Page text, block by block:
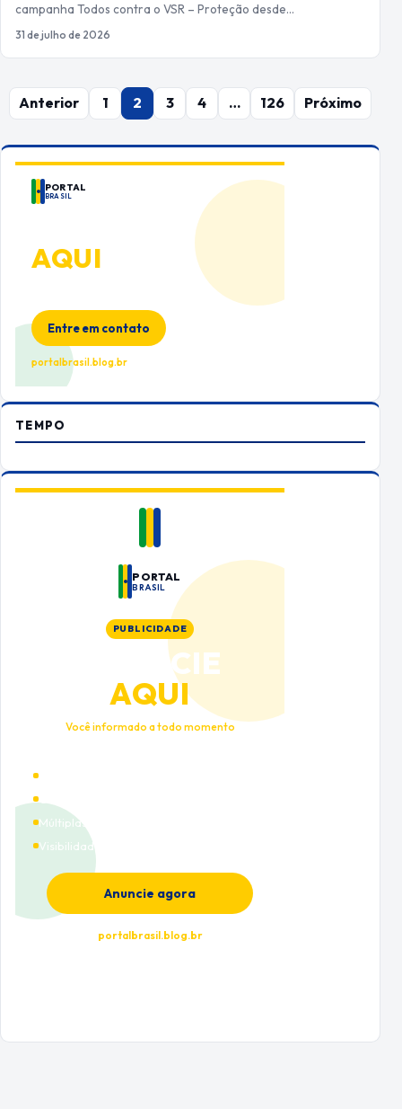
campanha Todos contra o VSR – Proteção desde…
31 de julho de 2026
Paginação
de
posts
Anterior 1 2 3 4 … 126 Próximo
PORTAL
BRASIL
AQUI
Entre em contato
portalbrasil.blog.br
TEMPO
PORTAL
BRASIL
PUBLICIDADE
ANUNCIE
AQUI
Você informado a todo momento
Múltiplas categorias
Visibilidade premium
Anuncie agora
portalbrasil.blog.br